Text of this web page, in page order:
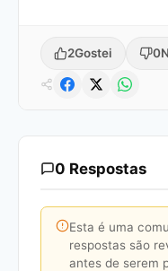
2Gostei 0
0 Respostas
Esta é uma
respostas são
antes de serem